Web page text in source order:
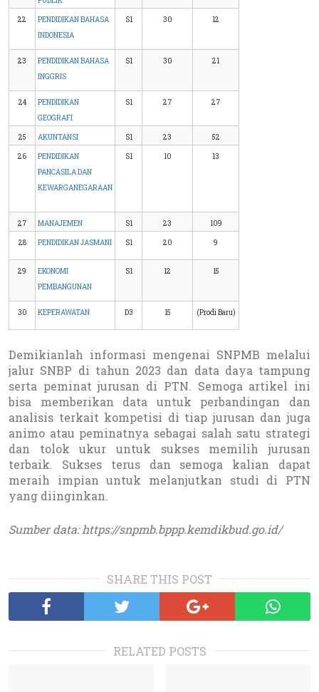
22
PENDIDIKAN BAHASA
INDONESIA
S1 30 12
23
PENDIDIKAN BAHASA
INGGRIS
S1 30 21
24
PENDIDIKAN
GEOGRAFI
S1 27 27
25 AKUNTANSI S1 23 52
26
PENDIDIKAN
PANCASILA DAN
KEWARGANEGARAAN
S1 10 13
27 MANAJEMEN S1 23 109
28 PENDIDIKAN JASMANI S1 20 9
29
EKONOMI
PEMBANGUNAN
S1 12 15
30 KEPERAWATAN D3 15 (Prodi Baru)
Demikianlah informasi mengenai SNPMB melalui
jalur SNBP di tahun 2023 dan data daya tampung
serta peminat jurusan di PTN. Semoga artikel ini
bisa memberikan data untuk perbandingan dan
analisis terkait kompetisi di tiap jurusan dan juga
animo atau peminatnya sebagai salah satu strategi
dan tolok ukur untuk sukses memilih jurusan
terbaik. Sukses terus dan semoga kalian dapat
meraih impian untuk melanjutkan studi di PTN
yang diinginkan.
Sumber data: https://snpmb.bppp.kemdikbud.go.id/
SHARE THIS POST
RELATED POSTS